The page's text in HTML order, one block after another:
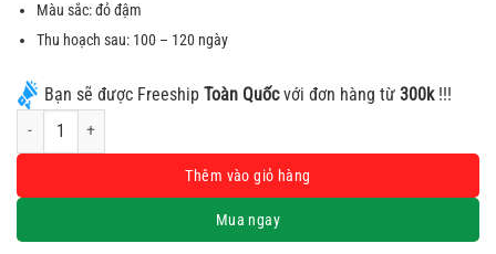
Màu sắc: đỏ đậm
Thu hoạch sau: 100 – 120 ngày
Bạn sẽ được Freeship Toàn Quốcvới đơn hàng từ 300k!!!
Hạt giống hành tây đỏ SALAD RED 027 dễ trồng, màu sắc đẹp mắt số lượng
Thêm vào giỏ hàng
Mua ngay
Alternative: